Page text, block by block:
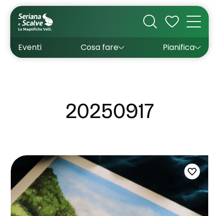
Eventi Cosa fare
Cultura
Outdoor
Pianifica
Dove dormire
Come arrivare
Come muoversi
Wishlist
20250917